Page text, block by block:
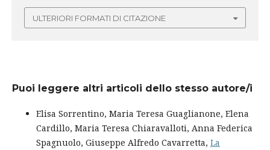
ULTERIORI FORMATI DI CITAZIONE
Puoi leggere altri articoli dello stesso autore/i
Elisa Sorrentino, Maria Teresa Guaglianone, Elena
Cardillo, Maria Teresa Chiaravalloti, Anna Federica
Spagnuolo, Giuseppe Alfredo Cavarretta, La